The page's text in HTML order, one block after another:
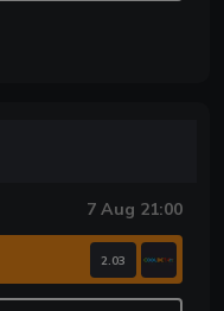
7 Aug 21:00
2.03